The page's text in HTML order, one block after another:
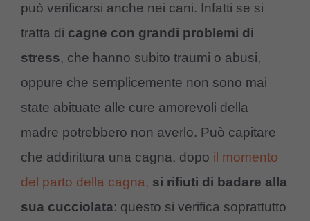
può verificarsi anche nei cani. Infatti se si
tratta di cagne con grandi problemi di
stress, che hanno subito traumi o abusi,
oppure che semplicemente non sono mai
state abituate alle cure amorevoli della
madre potrebbero non averlo. Può capitare
che addirittura una cagna, dopo il momento
del parto della cagna, si rifiuti di badare alla
sua cucciolata: questo si verifica soprattutto